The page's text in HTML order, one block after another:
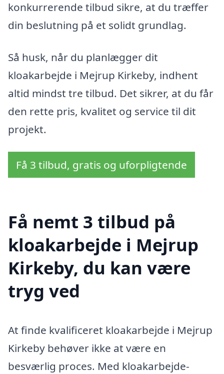
konkurrerende tilbud sikre, at du træffer
din beslutning på et solidt grundlag.
Så husk, når du planlægger dit
kloakarbejde i Mejrup Kirkeby, indhent
altid mindst tre tilbud. Det sikrer, at du får
den rette pris, kvalitet og service til dit
projekt.
Få 3 tilbud, gratis og uforpligtende
Få nemt 3 tilbud på
kloakarbejde i Mejrup
Kirkeby, du kan være
tryg ved
At finde kvalificeret kloakarbejde i Mejrup
Kirkeby behøver ikke at være en
besværlig proces. Med kloakarbejde-